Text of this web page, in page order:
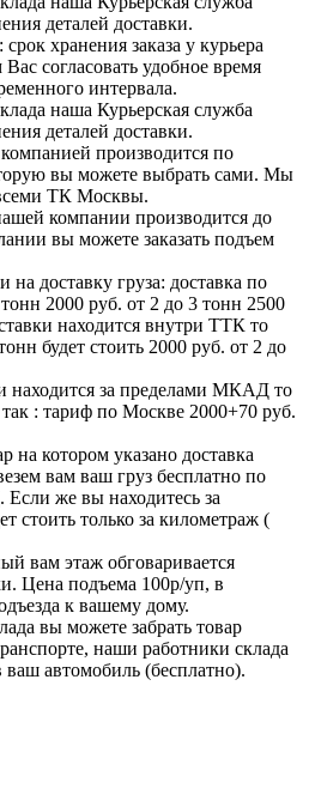
деталей доставки.
хранения заказа у курьера
согласовать удобное время
интервала.
наша Курьерская служба
деталей доставки.
производится по
вы можете выбрать сами. Мы
ТК Москвы.
компании производится до
вы можете заказать подъем
доставку груза: доставка по
2000 руб. от 2 до 3 тонн 2500
находится внутри ТТК то
будет стоить 2000 руб. от 2 до
находится за пределами МКАД то
так : тариф по Москве 2000+70 руб.
на котором указано доставка
вам ваш груз бесплатно по
же вы находитесь за
стоить только за километраж (
вам этаж обговаривается
Цена подъема 100р/уп, в
к вашему дому.
вы можете забрать товар
наши работники склада
ваш автомобиль (бесплатно).